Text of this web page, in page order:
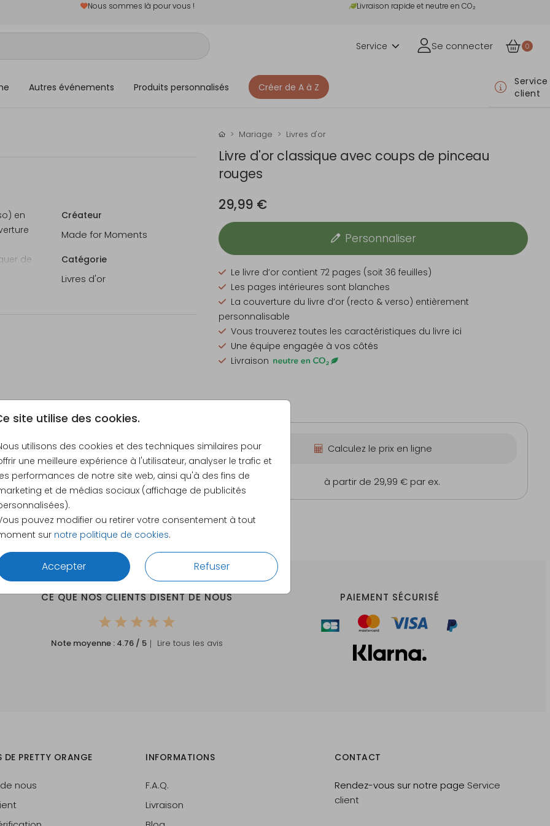
Nous sommes là pour vous ! Livraison rapide et neutre en CO₂
Service Se connecter 0
Autres événements Produits personnalisés Créer de A à Z
Service
client
site utilise des cookies.
utilisons des cookies et des techniques similaires pour
une meilleure expérience à l'utilisateur, analyser le trafic et
performances de notre site web, ainsi qu'à des fins de
et de médias sociaux (affichage de publicités
pouvez modifier ou retirer votre consentement à tout
sur notre politique de cookies.
Accepter Refuser
en
de
des
part
en
Créateur
Made for Moments
Catégorie
Livres d'or
Mariage Livres d'or
Livre d'or classique avec coups de pinceau
rouges
29,99 €
Personnaliser
Le livre d’or contient 72 pages (soit 36 feuilles)
Les pages intérieures sont blanches
La couverture du livre d’or (recto & verso) entièrement
personnalisable
Vous trouverez toutes les caractéristiques du livre ici
Une équipe engagée à vos côtés
Livraison
Prix
Calculez le prix en ligne
48 × 34 cm à partir de 29,99 € par ex.
CE QUE NOS CLIENTS DISENT DE NOUS
Note moyenne : 4.76 / 5 ｜ Lire tous les avis
PAIEMENT SÉCURISÉ
DE PRETTY ORANGE
nous
INFORMATIONS
F.A.Q.
Livraison
CONTACT
Rendez-vous sur notre page Service
client